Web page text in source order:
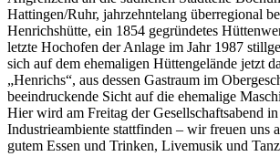
Hattingen/Ruhr, jahrzehntelang überregional
Henrichshütte, ein 1854 gegründetes
letzte Hochofen der Anlage im Jahr 1987
sich auf dem ehemaligen Hüttengelände jetzt
„Henrichs“, aus dessen Gastraum im
beeindruckende Sicht auf die ehemalige
Hier wird am Freitag der Gesellschaftsabend
Industrieambiente stattfinden – wir freuen uns
gutem Essen und Trinken, Livemusik und